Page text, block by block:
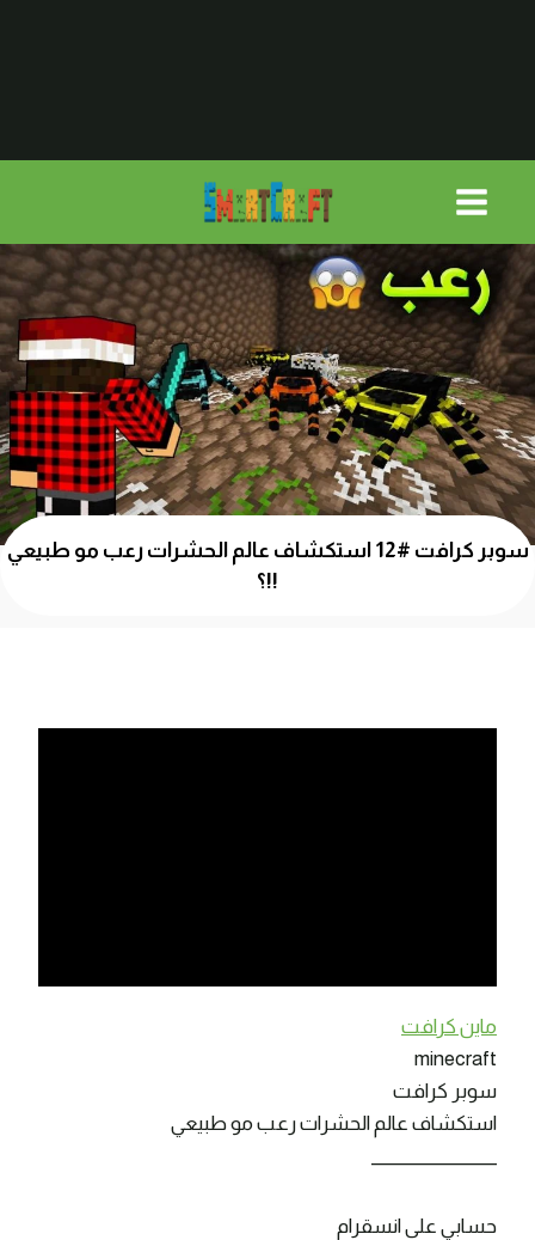
سوبر كرافت #12 استكشاف عالم الحشرات رعب مو طبيعي
!!؟
ماين كرافت
minecraft
سوبر كرافت
استكشاف عالم الحشرات رعب مو طبيعي
حسابي على انسقرام